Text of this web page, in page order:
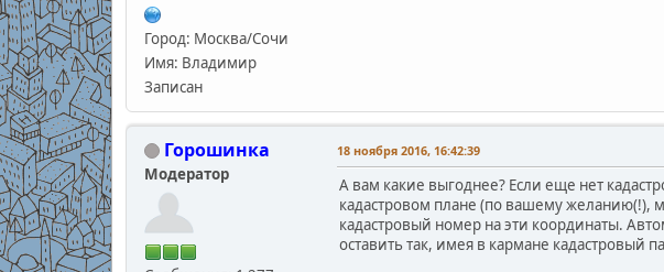
Город: Москва/Сочи
Имя: Владимир
Записан
Горошинка
Модератор
18 ноября 2016, 16:42:39
А вам какие выгоднее? Если еще нет
кадастровом плане (по вашему желанию(!),
кадастровый номер на эти координаты.
оставить так, имея в кармане кадастровый